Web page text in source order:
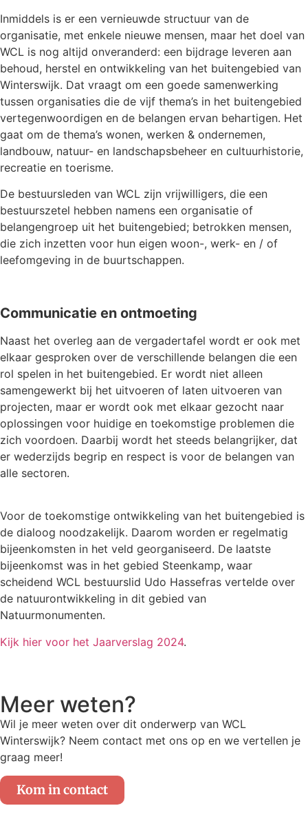
Inmiddels is er een vernieuwde structuur van de
organisatie, met enkele nieuwe mensen, maar het doel van
WCL is nog altijd onveranderd: een bijdrage leveren aan
behoud, herstel en ontwikkeling van het buitengebied van
Winterswijk. Dat vraagt om een goede samenwerking
tussen organisaties die de vijf thema’s in het buitengebied
vertegenwoordigen en de belangen ervan behartigen. Het
gaat om de thema’s wonen, werken & ondernemen,
landbouw, natuur- en landschapsbeheer en cultuurhistorie,
recreatie en toerisme.
De bestuursleden van WCL zijn vrijwilligers, die een
bestuurszetel hebben namens een organisatie of
belangengroep uit het buitengebied; betrokken mensen,
die zich inzetten voor hun eigen woon-, werk- en / of
leefomgeving in de buurtschappen.
Communicatie en ontmoeting
Naast het overleg aan de vergadertafel wordt er ook met
elkaar gesproken over de verschillende belangen die een
rol spelen in het buitengebied. Er wordt niet alleen
samengewerkt bij het uitvoeren of laten uitvoeren van
projecten, maar er wordt ook met elkaar gezocht naar
oplossingen voor huidige en toekomstige problemen die
zich voordoen. Daarbij wordt het steeds belangrijker, dat
er wederzijds begrip en respect is voor de belangen van
alle sectoren.
Voor de toekomstige ontwikkeling van het buitengebied is
de dialoog noodzakelijk. Daarom worden er regelmatig
bijeenkomsten in het veld georganiseerd. De laatste
bijeenkomst was in het gebied Steenkamp, waar
scheidend WCL bestuurslid Udo Hassefras vertelde over
de natuurontwikkeling in dit gebied van
Natuurmonumenten.
Kijk hier voor het Jaarverslag 2024.
Meer weten?
Wil je meer weten over dit onderwerp van WCL
Winterswijk? Neem contact met ons op en we vertellen je
graag meer!
Kom in contact